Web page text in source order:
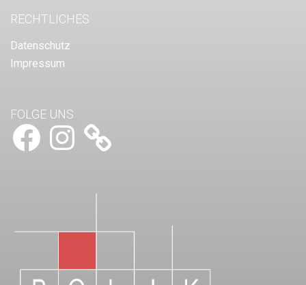
RECHTLICHES
Datenschutz
Impressum
FOLGE UNS
FacebookInstagram